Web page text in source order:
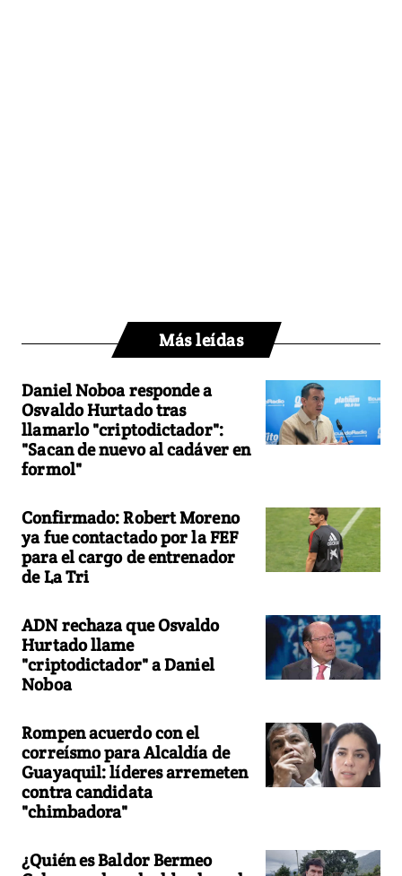
Más leídas
Daniel Noboa responde a
Osvaldo Hurtado tras
llamarlo "criptodictador":
"Sacan de nuevo al cadáver en
formol"
Confirmado: Robert Moreno
ya fue contactado por la FEF
para el cargo de entrenador
de La Tri
ADN rechaza que Osvaldo
Hurtado llame
"criptodictador" a Daniel
Noboa
Rompen acuerdo con el
correísmo para Alcaldía de
Guayaquil: líderes arremeten
contra candidata
"chimbadora"
¿Quién es Baldor Bermeo